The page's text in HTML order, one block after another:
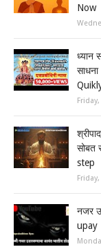
Now
ध्यान
सोबत
step
नजर
upay